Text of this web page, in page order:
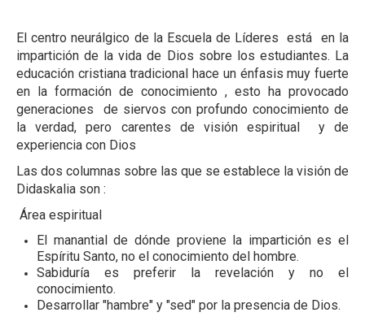
El centro neurálgico de la Escuela de Líderes está en la
impartición de la vida de Dios sobre los estudiantes. La
educación cristiana tradicional hace un énfasis muy fuerte
en la formación de conocimiento , esto ha provocado
generaciones de siervos con profundo conocimiento de
la verdad, pero carentes de visión espiritual y de
experiencia con Dios
Las dos columnas sobre las que se establece la visión de
Didaskalia son :
Área espiritual
El manantial de dónde proviene la impartición es el
Espíritu Santo, no el conocimiento del hombre.
Sabiduría es preferir la revelación y no el
conocimiento.
Desarrollar "hambre" y "sed" por la presencia de Dios.